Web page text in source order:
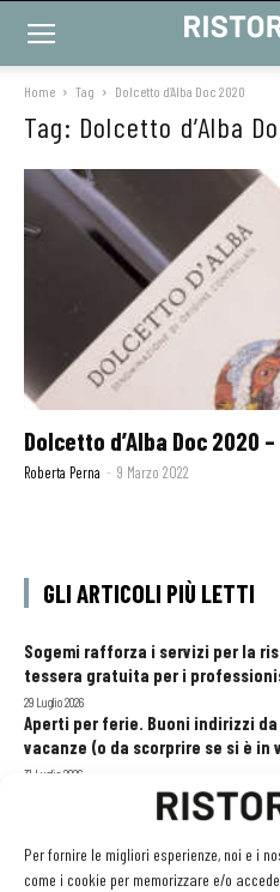
Per fornire le migliori esperienze, noi e i
come i cookie per memorizzare e/o
Home Tag Dolcetto d’Alba Doc 2020
Tag: Dolcetto d’Alba
Dolcetto d’Alba Doc 2020
Roberta Perna - 9 Marzo 2022
GLI ARTICOLI PIÙ LETTI
Sogemi rafforza i servizi per la
tessera gratuita per i
29 Luglio 2026
Aperti per ferie. Buoni indirizzi da
vacanze (o da scorprire se si è in
31 Luglio 2026
Recensioni online, Fipe e le
modifiche alle Linee Guida
20 Luglio 2026